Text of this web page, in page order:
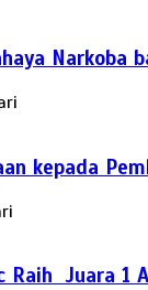
Narkoba
kepada
Juara 1